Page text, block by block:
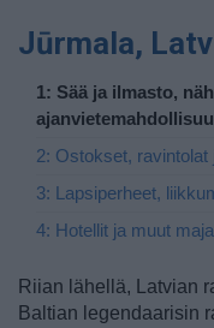
Jūrmala,
1: Sää ja ilmasto,
2: Ostokset, ravintolat
3: Lapsiperheet,
4: Hotellit ja muut
Riian lähellä, Latvian
Baltian legendaarisin